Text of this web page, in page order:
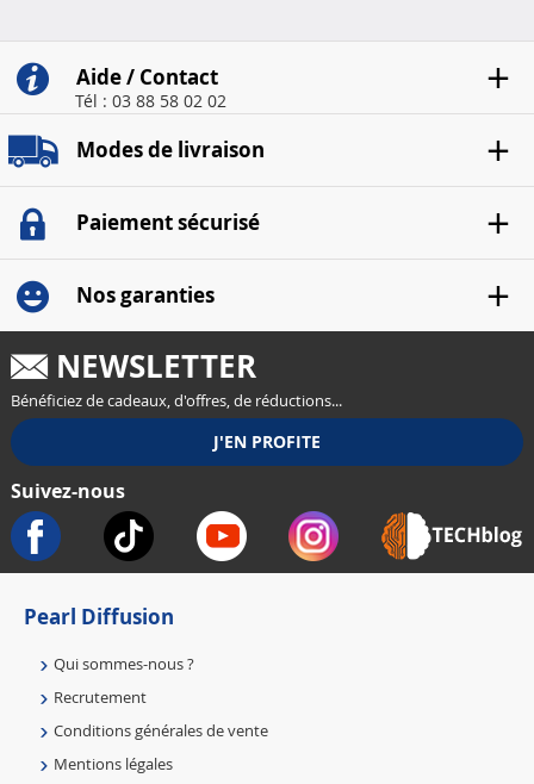
Aide / Contact
Tél : 03 88 58 02 02
Modes de livraison
Paiement sécurisé
Nos garanties
NEWSLETTER
Bénéficiez de cadeaux, d'offres, de réductions...
Suivez-nous
Pearl Diffusion
Qui sommes-nous ?
Recrutement
Conditions générales de vente
Mentions légales